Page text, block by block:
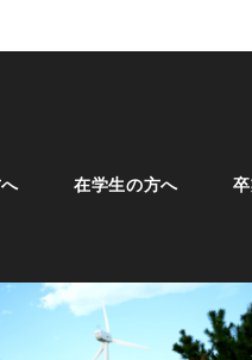
在学生の方へ